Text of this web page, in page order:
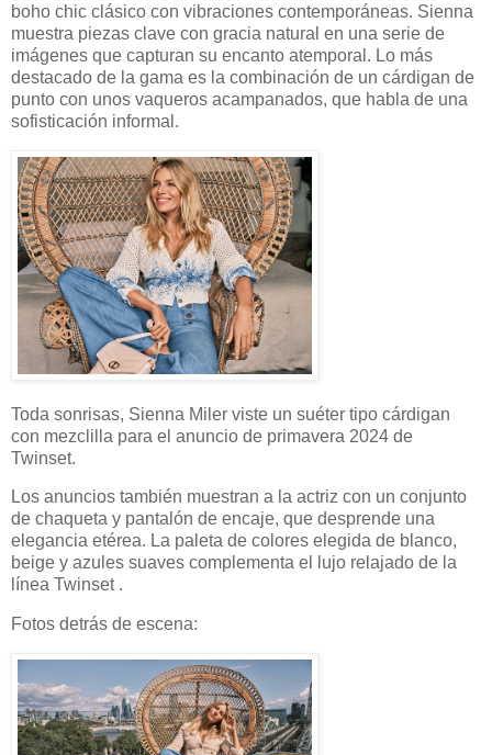
boho chic clásico con vibraciones contemporáneas. Sienna
muestra piezas clave con gracia natural en una serie de
imágenes que capturan su encanto atemporal. Lo más
destacado de la gama es la combinación de un cárdigan de
punto con unos vaqueros acampanados, que habla de una
sofisticación informal.
Toda sonrisas, Sienna Miler viste un suéter tipo cárdigan
con mezclilla para el anuncio de primavera 2024 de
Twinset.
Los anuncios también muestran a la actriz con un conjunto
de chaqueta y pantalón de encaje, que desprende una
elegancia etérea. La paleta de colores elegida de blanco,
beige y azules suaves complementa el lujo relajado de la
línea Twinset .
Fotos detrás de escena: